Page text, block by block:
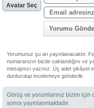
Avatar Seç
Yorumu
Yorumunuz şu an yayınlanacaktır.
numaranızın bizde saklandığını ve
mesajınızı yazınız. Üç adet şikâyet
durdurulup incelemeye gönderilir.
Görüş ve yorumlarınız bizim için
sonra yayınlanmaktadır.